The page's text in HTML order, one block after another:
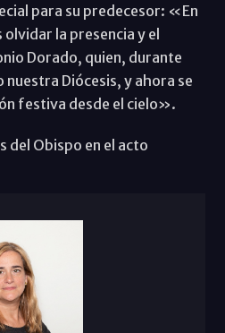
para su predecesor: «En
la presencia y el
Dorado, quien, durante
nuestra Diócesis, y ahora se
festiva desde el cielo».
del Obispo en el acto